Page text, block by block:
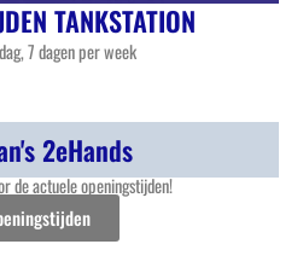
TANKSTATION
7 dagen per week
2eHands
de actuele openingstijden!